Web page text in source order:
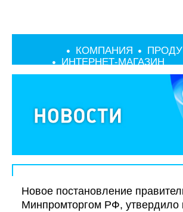
КОМПАНИЯ
ИНТЕРНЕТ-МАГАЗИН
Новое постановление
Минпромторгом РФ, утвердило